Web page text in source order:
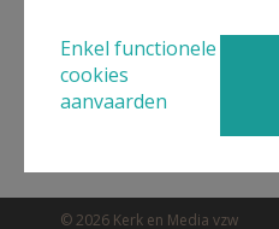
© 2026 Kerk en Media vzw
Enkel functionele
cookies
aanvaarden